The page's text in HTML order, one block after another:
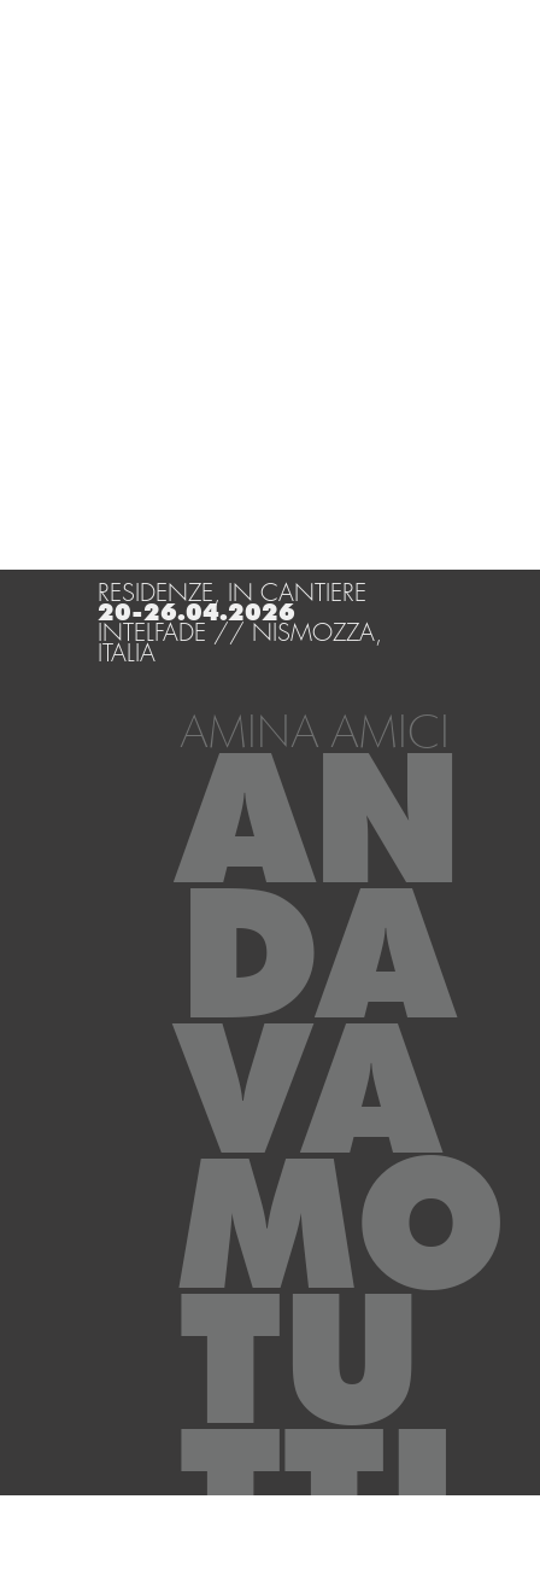
RESIDENZE, IN CANTIERE
20-26.04.2026
INTELFADE // NISMOZZA,
ITALIA
AMINA AMICI
AN
DA
VA
MO
TU
TTI